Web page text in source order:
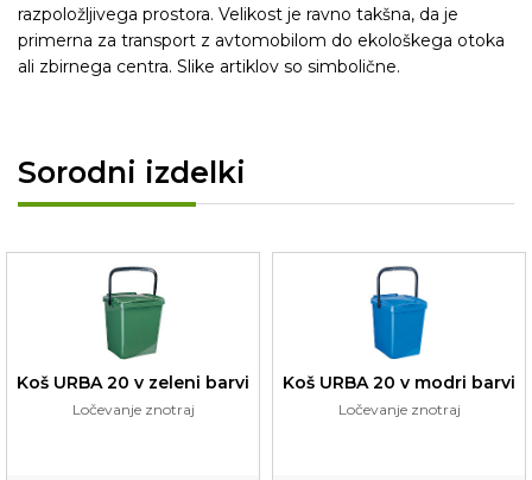
razpoložljivega prostora. Velikost je ravno takšna, da je
primerna za transport z avtomobilom do ekološkega otoka
ali zbirnega centra. Slike artiklov so simbolične.
Sorodni izdelki
Koš URBA 20 v zeleni barvi
Ločevanje znotraj
Koš URBA 20 v modri barvi
Ločevanje znotraj